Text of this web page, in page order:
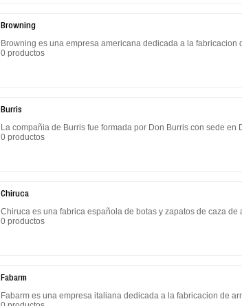
Browning
Browning es una empresa americana dedicada a la fabricacion
0 productos
Burris
La compañia de Burris fue formada por Don Burris con sede en
0 productos
Chiruca
Chiruca es una fabrica española de botas y zapatos de caza de
0 productos
Fabarm
Fabarm es una empresa italiana dedicada a la fabricacion de